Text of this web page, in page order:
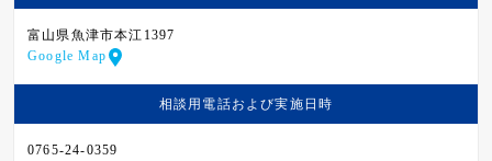
富山県魚津市本江1397
Google Map
相談用電話および実施日時
0765-24-0359